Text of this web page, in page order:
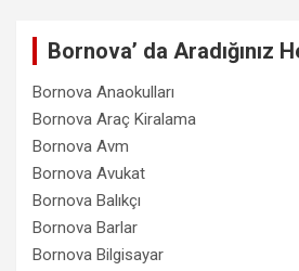
Bornova’ da Aradığınız
Bornova Anaokulları
Bornova Araç Kiralama
Bornova Avm
Bornova Avukat
Bornova Balıkçı
Bornova Barlar
Bornova Bilgisayar